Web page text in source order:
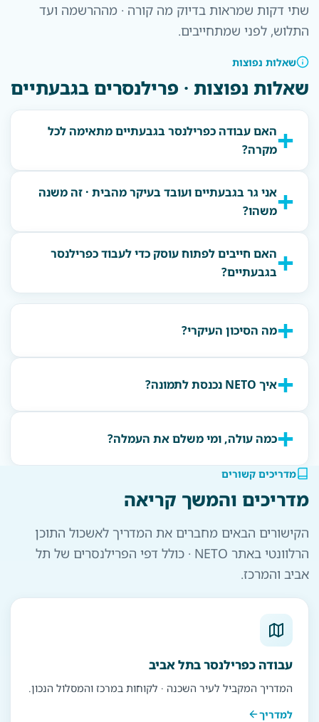
שתי דקות שמראות בדיוק מה קורה · מההרשמה ועד
התלוש, לפני שמתחייבים.
שאלות נפוצות
שאלות נפוצות · פרילנסרים בגבעתיים
האם עבודה כפרילנסר בגבעתיים מתאימה לכל
מקרה?
אני גר בגבעתיים ועובד בעיקר מהבית · זה משנה
משהו?
האם חייבים לפתוח עוסק כדי לעבוד כפרילנסר
בגבעתיים?
מה הסיכון העיקרי?
איך NETO נכנסת לתמונה?
כמה עולה, ומי משלם את העמלה?
מדריכים קשורים
מדריכים והמשך קריאה
הקישורים הבאים מחברים את המדריך לאשכול התוכן
הרלוונטי באתר NETO · כולל דפי הפרילנסרים של תל
אביב והמרכז.
עבודה כפרילנסר בתל אביב
המדריך המקביל לעיר השכנה · לקוחות במרכז והמסלול הנכון.
למדריך